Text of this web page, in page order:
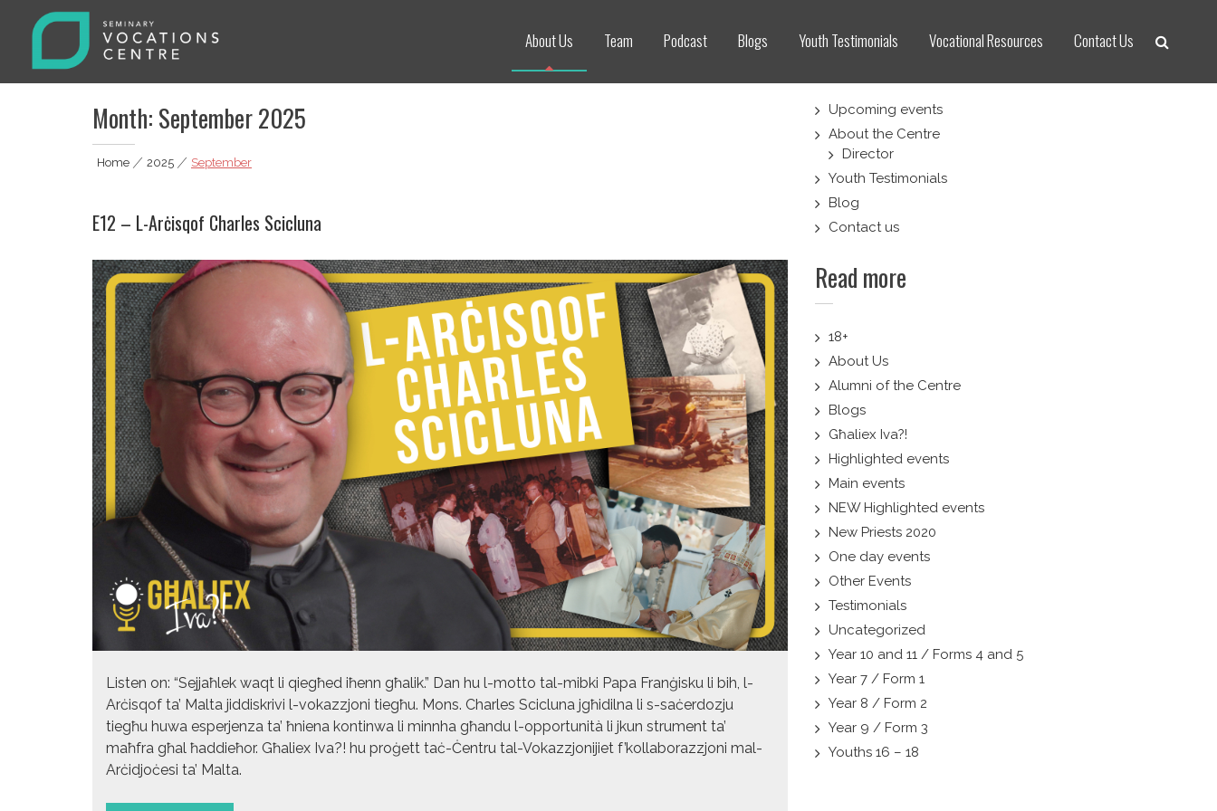
Seminary Vocations Centre
About Us Team Podcast Blogs Youth Testimonials Vocational Resources Contact Us
Month: September 2025
Home|2025|September
E12 – L-Arċisqof Charles Scicluna
Listen on: “Sejjaħlek waqt li qiegħed iħenn għalik.” Dan hu l-motto tal-mibki Papa Franġisku li bih, l-
Arċisqof ta’ Malta jiddiskrivi l-vokazzjoni tiegħu. Mons. Charles Scicluna jgħidilna li s-saċerdozju
tiegħu huwa esperjenza ta’ ħniena kontinwa li minnha għandu l-opportunità li jkun strument ta’
maħfra għal ħaddieħor. Għaliex Iva?! hu proġett taċ-Ċentru tal-Vokazzjonijiet f’kollaborazzjoni mal-
Arċidjoċesi ta’ Malta.
Upcoming events
About the Centre
Director
Youth Testimonials
Blog
Contact us
Read more
18+
About Us
Alumni of the Centre
Blogs
Għaliex Iva?!
Highlighted events
Main events
NEW Highlighted events
New Priests 2020
One day events
Other Events
Testimonials
Uncategorized
Year 10 and 11 / Forms 4 and 5
Year 7 / Form 1
Year 8 / Form 2
Year 9 / Form 3
Youths 16 – 18